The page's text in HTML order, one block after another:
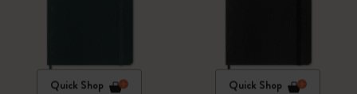
Quick Shop Quick Shop